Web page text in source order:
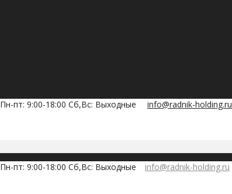
Пн-пт: 9:00-18:00 Сб,Вс: Выходные info@radnik-holding.ru
Пн-пт: 9:00-18:00 Сб,Вс: Выходные info@radnik-holding.ru